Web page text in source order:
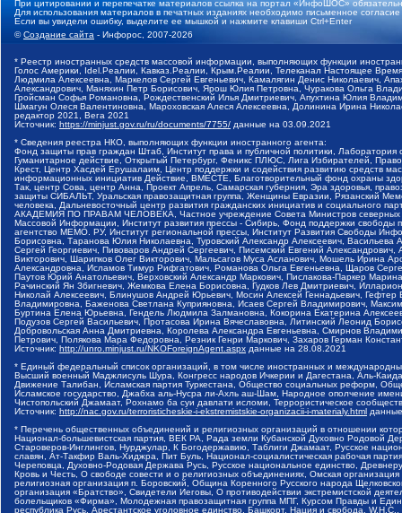
При цитировании и перепечатке материалов ссылка на портал «ИнфоШОС»
Для использования материалов в печатных изданиях необходимо письменное
Если вы увидели ошибку, выделите ее мышкой и нажмите клавиши Ctrl+Enter
©Создание сайта - Инфорос, 2007-2026
* Реестр иностранных средств массовой информации, выполняющих функции
Голос Америки, Idel.Реалии, Кавказ.Реалии, Крым.Реалии, Телеканал Настоящее
Людмила Алексеевна, Маркелов Сергей Евгеньевич, Камалягин Денис Николаевич,
Александрович, Маняхин Петр Борисович, Ярош Юлия Петровна, Чуракова Ольга
Гройсман Софья Романовна, Рождественский Илья Дмитриевич, Апухтина Юлия
Шмагун Олеся Валентиновна, Мароховская Алеся Алексеевна, Долинина Ирина
редактор 2021, Вега 2021
Источник: https://minjust.gov.ru/ru/documents/7755/ данные на 03.09.2021
* Сведения реестра НКО, выполняющих функции иностранного агента:
Фонд защиты прав граждан Штаб, Институт права и публичной политики,
Гуманитарное действие, Открытый Петербург, Феникс ПЛЮС, Лига Избирателей,
Крест, Центр Хасдей Ерушалаим, Центр поддержки и содействия развитию средств
информационных инициатив Действие, ВМЕСТЕ, Благотворительный фонд охраны
Так, центр Сова, центр Анна, Проект Апрель, Самарская губерния, Эра здоровья,
защиты СИБАЛЬТ, Уральская правозащитная группа, Женщины Евразии, Рязанский
человека, Дальневосточный центр развития гражданских инициатив и социального
АКАДЕМИЯ ПО ПРАВАМ ЧЕЛОВЕКА, Частное учреждение Совета Министров северных
Массовой Информации, Институт развития прессы - Сибирь, Фонд поддержки
агентство МЕМО. РУ, Институт региональной прессы, Институт Развития Свободы
Борисовна, Таранова Юлия Николаевна, Туровский Александр Алексеевич,
Сергей Георгиевич, Пивоваров Андрей Сергеевич, Писемский Евгений
Викторович, Шарипков Олег Викторович, Мальсагов Муса Асланович, Мошель Ирина
Александровна, Исламов Тимур Рифгатович, Романова Ольга Евгеньевна, Щаров
Паутов Юрий Анатольевич, Верховский Александр Маркович, Пислакова-Паркер
Рачинский Ян Збигневич, Жемкова Елена Борисовна, Гудков Лев Дмитриевич,
Николай Алексеевич, Блинушов Андрей Юрьевич, Мосин Алексей Геннадьевич,
Владимировна, Баженова Светлана Куприяновна, Исаев Сергей Владимирович,
Буртина Елена Юрьевна, Гендель Людмила Залмановна, Кокорина Екатерина
Подузов Сергей Васильевич, Протасова Ирина Вячеславовна, Литинский Леонид
Добровольская Анна Дмитриевна, Королева Александра Евгеньевна, Смирнов
Петрович, Полякова Мара Федоровна, Резник Генри Маркович, Захаров Герман
Источник: http://unro.minjust.ru/NKOForeignAgent.aspx данные на 28.08.2021
* Единый федеральный список организаций, в том числе иностранных и
Высший военный Маджлисуль Шура, Конгресс народов Ичкерии и Дагестана, Аль-
Движение Талибан, Исламская партия Туркестана, Общество социальных реформ,
Исламское государство, Джабха аль-Нусра ли-Ахль аш-Шам, Народное ополчение
Чистопольский Джамаат, Рохнамо ба суи давлати исломи, Террористическое
Источник: http://nac.gov.ru/terroristicheskie-i-ekstremistskie-organizacii-i-materialy.html
* Перечень общественных объединений и религиозных организаций в отношении
Национал-большевистская партия, ВЕК РА, Рада земли Кубанской Духовно Родовой
Староверов-Инглингов, Нурджулар, К Богодержавию, Таблиги Джамаат, Русское
славян, Ат-Такфир Валь-Хиджра, Пит Буль, Национал-социалистическая рабочая
Череповца, Духовно-Родовая Держава Русь, Русское национальное единство,
Кровь и Честь, О свободе совести и о религиозных объединениях, Омская
религиозная организация п. Боровский, Община Коренного Русского народа
организация «Братство», Свидетели Иеговы, О противодействии экстремистской
болельщиков «Фирма», Молодежная правозащитная группа МПГ, Курсом Правды и
республика Русь, Арестантское уголовное единство, Башкорт, Нация и свобода,